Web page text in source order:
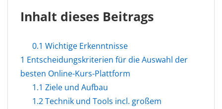
Inhalt dieses Beitrags
0.1 Wichtige Erkenntnisse
1 Entscheidungskriterien für die Auswahl der
besten Online-Kurs-Plattform
1.1 Ziele und Aufbau
1.2Technik und Tools incl. großem